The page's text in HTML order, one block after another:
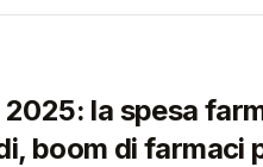
la spesa
boom di farmaci